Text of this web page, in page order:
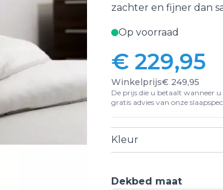
zachter en fijner dan
Op voorraad
Vanaf:
€ 229,95
Winkelprijs€ 249,95
De prijs die u betaalt wanneer
gratis advies van onze
Kleur
Dekbed maat